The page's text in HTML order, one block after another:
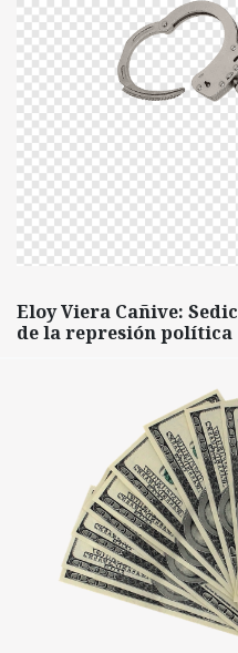
Eloy Viera Cañive:
de la represión política